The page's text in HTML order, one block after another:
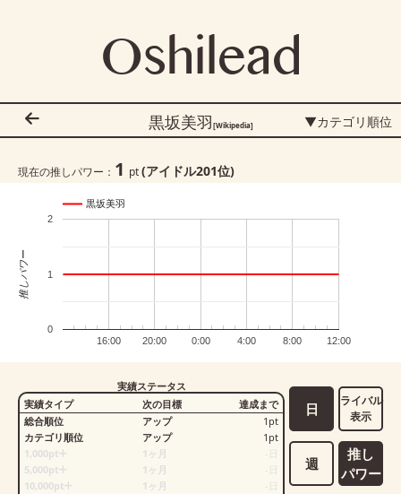
Oshilead
黒坂美羽[Wikipedia] ▼カテゴリ順位
現在の推しパワー： 1 pt(アイドル201位)
黒坂美羽
16:00 20:00 0:00 4:00 8:00 12:00
0
1
2
推しパワー
実績ステータス
実績タイプ
次の目標
達成まで
総合順位
アップ 1 pt
カテゴリ順位
アップ 1 pt
1,000pt
1ヶ月
日
5,000pt
1ヶ月
日
10,000pt
1ヶ月
日
日
週
ライバル
表示
推し
パワー